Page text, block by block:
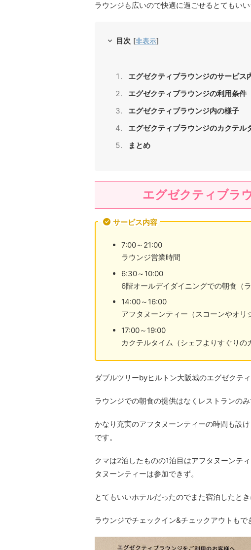
ラウンジも広いので快適に過ごせるとてもいい
目次 [非表示]
エグゼクティブラウンジのサービス
エグゼクティブラウンジの利用条件
エグゼクティブラウンジ内の様子
エグゼクティブラウンジのカクテル
まとめ
エグゼクティブラ
サービス内容
7:00～21:00
ラウンジ営業時間
6:30～10:00
6階オールデイダイニングでの朝食（
14:00～16:00
アフタヌーンティー（スコーンやオリ
17:00～19:00
カクテルタイム（シェフよりすぐりの
ダブルツリーbyヒルトン大阪城のエグゼクテ
ラウンジでの朝食の提供はなくレストランのみ
かなり充実のアフタヌーンティーの時間も設
です。
クマは2泊したものの1泊目はアフタヌーンテ
タヌーンティーは参加できず。
とてもいいホテルだったのでまた宿泊したとき
ラウンジでチェックイン&チェックアウトも